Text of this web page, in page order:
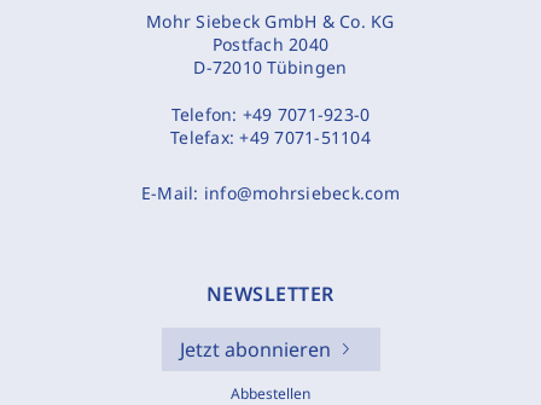
Mohr Siebeck GmbH & Co. KG
Postfach 2040
D-72010 Tübingen
Telefon: +49 7071-923-0
Telefax:+49 7071-51104
E-Mail: info@mohrsiebeck.com
NEWSLETTER
Jetzt abonnieren
Abbestellen